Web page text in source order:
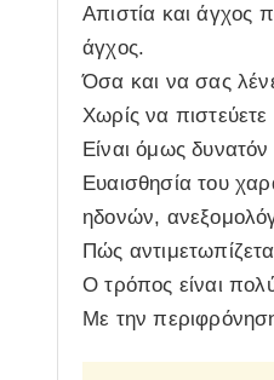
Απιστία και άγχος
άγχος.
Όσα και να σας
Χωρίς να πιστεύετε
Είναι όμως δυνατόν
Ευαισθησία του
ηδονών,
Πώς
Ο τρόπος είναι
Με την